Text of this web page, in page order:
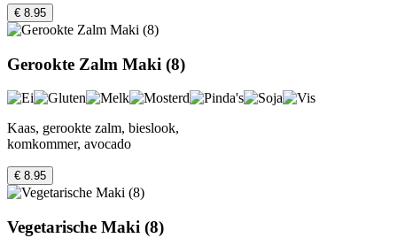
€ 8.95
Gerookte Zalm Maki (8)
Kaas, gerookte zalm, bieslook,
komkommer, avocado
€ 8.95
Vegetarische Maki (8)